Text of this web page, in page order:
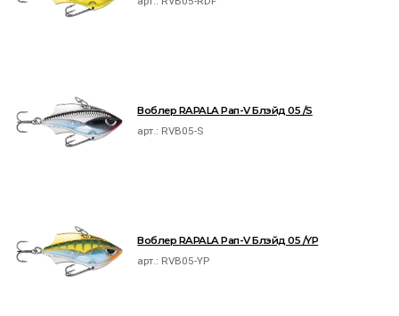
Воблер RAPALA Рап-V Блэйд 05 /S
арт.: RVB05-S
Воблер RAPALA Рап-V Блэйд 05 /YP
арт.: RVB05-YP